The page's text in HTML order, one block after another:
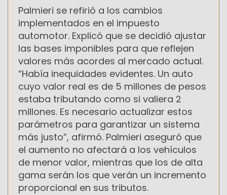
Palmieri se refirió a los cambios
implementados en el impuesto
automotor. Explicó que se decidió ajustar
las bases imponibles para que reflejen
valores más acordes al mercado actual.
“Había inequidades evidentes. Un auto
cuyo valor real es de 5 millones de pesos
estaba tributando como si valiera 2
millones. Es necesario actualizar estos
parámetros para garantizar un sistema
más justo”, afirmó. Palmieri aseguró que
el aumento no afectará a los vehículos
de menor valor, mientras que los de alta
gama serán los que verán un incremento
proporcional en sus tributos.